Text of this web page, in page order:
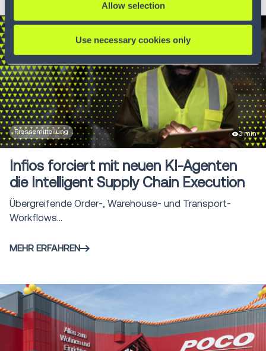
Allow selection
Use necessary cookies only
Pressemitteilung 3 min
Infios forciert mit neuen KI-Agenten
die Intelligent Supply Chain Execution
Übergreifende Order-, Warehouse- und Transport-
Workflows...
MEHR ERFAHREN